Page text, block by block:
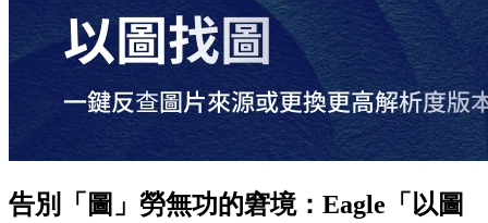
告別「圖」勞無功的窘境：Eagle「以圖